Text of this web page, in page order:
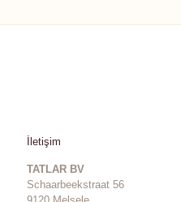
İletişim
TATLAR BV
Schaarbeekstraat 56